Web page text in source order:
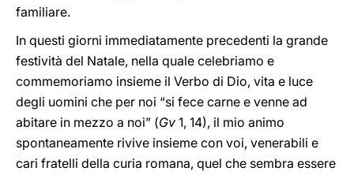
familiare.
In questi giorni immediatamente precedenti la grande
festività del Natale, nella quale celebriamo e
commemoriamo insieme il Verbo di Dio, vita e luce
degli uomini che per noi “si fece carne e venne ad
abitare in mezzo a noi” (Gv 1, 14), il mio animo
spontaneamente rivive insieme con voi, venerabili e
cari fratelli della curia romana, quel che sembra essere